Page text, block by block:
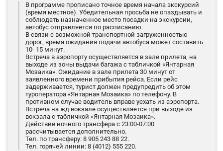
В программе прописано точное время начала экскурсий
(время местное). Убедительная просьба не опаздывать и
соблюдать назначенное место посадки на экскурсии,
автобус отправляется по расписанию.
В связи с возможной транспортной загруженностью
дорог, время ожидания подачи автобуса может составить
10- 15 минут.
Встреча в аэропорту осуществляется в зале прилета, на
выходе из зоны выдачи багажа с табличкой «Янтарная
Мозаика». Ожидание в зале прилета 30 минут от
заявленного времени прибытия рейса. Если рейс
задерживается, турист должен предупредить об этом
туроператора «Янтарная Мозаика» по телефону. В
противном случае водитель вправе уехать из аэропорта.
Встреча на жд вокзале осуществляется при выходе из
вокзала с табличкой «Янтарная Мозаика».
Действие ночного трансфера с 23:00-07:00
рассчитывается дополнительно.
Тел. по трансферу: 8 905 243 88 22.
Тел. горячей линии: 8 (4012) 555 220.